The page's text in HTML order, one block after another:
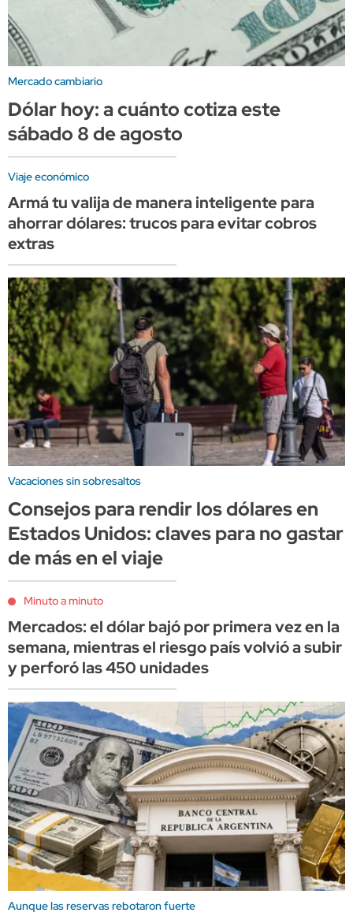
Mercado cambiario
Dólar hoy: a cuánto cotiza este
sábado 8 de agosto
Viaje económico
Armá tu valija de manera inteligente para
ahorrar dólares: trucos para evitar cobros
extras
Vacaciones sin sobresaltos
Consejos para rendir los dólares en
Estados Unidos: claves para no gastar
de más en el viaje
Minuto a minuto
Mercados: el dólar bajó por primera vez en la
semana, mientras el riesgo país volvió a subir
y perforó las 450 unidades
Aunque las reservas rebotaron fuerte